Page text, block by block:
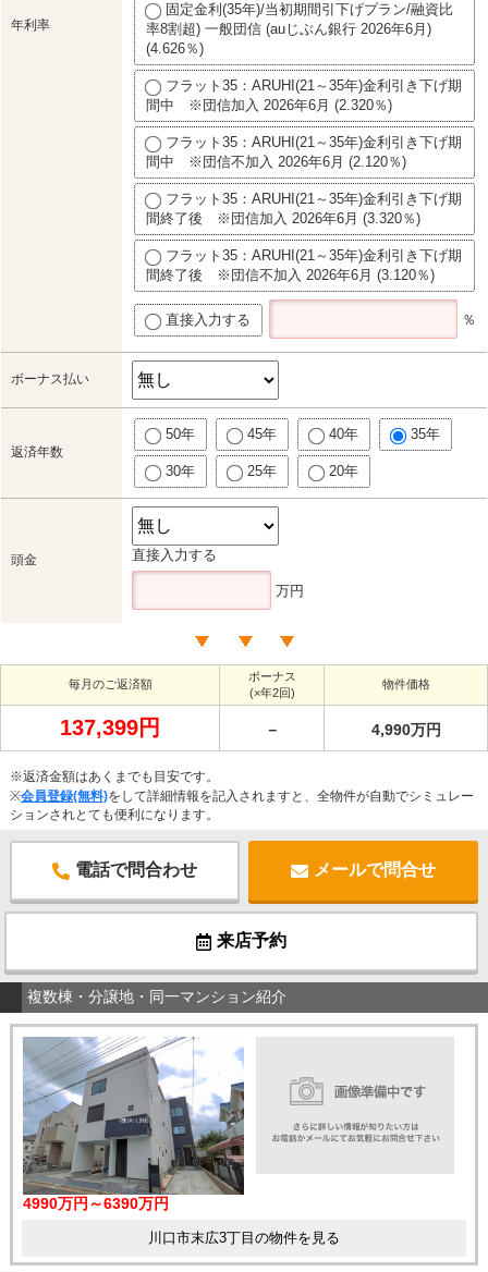
年利率
固定金利(35年)/当初期間引下げプラン/融資比
率8割超) 一般団信 (auじぶん銀行 2026年6月)
(4.626％)
フラット35：ARUHI(21～35年)金利引き下げ期
間中 ※団信加入 2026年6月 (2.320％)
フラット35：ARUHI(21～35年)金利引き下げ期
間中 ※団信不加入 2026年6月 (2.120％)
フラット35：ARUHI(21～35年)金利引き下げ期
間終了後 ※団信加入 2026年6月 (3.320％)
フラット35：ARUHI(21～35年)金利引き下げ期
間終了後 ※団信不加入 2026年6月 (3.120％)
直接入力する ％
ボーナス払い
返済年数
50年 45年 40年 35年
30年 25年 20年
頭金 直接入力する
万円
毎月のご返済額
ボーナス
(×年2回)
物件価格
137,399円 － 4,990万円
※返済金額はあくまでも目安です。
※会員登録(無料)をして詳細情報を記入されますと、全物件が自動でシミュレー
ションされとても便利になります。
電話で問合わせ メールで問合せ
来店予約
複数棟・分譲地・同一マンション紹介
4990万円～6390万円
川口市末広3丁目の物件を見る